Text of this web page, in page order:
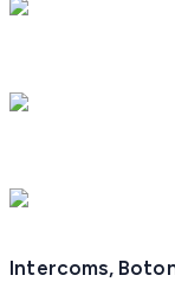
Intercoms,